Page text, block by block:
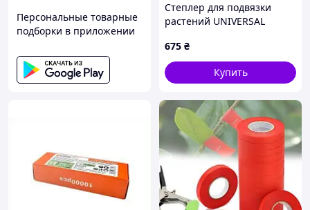
Персональные товарные
подборки в приложении
Степлер для подвязки
растений UNIVERSAL
675 ₴
Купить